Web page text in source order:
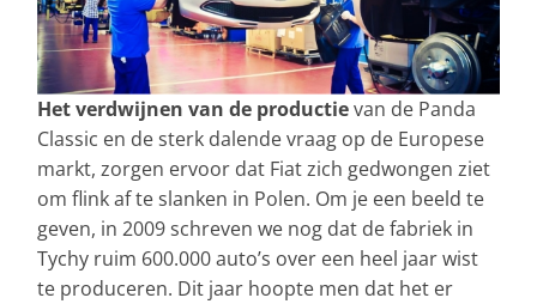
Het verdwijnen van de productievan de Panda
Classic en de sterk dalende vraag op de Europese
markt, zorgen ervoor dat Fiat zich gedwongen ziet
om flink af te slanken in Polen. Om je een beeld te
geven, in 2009 schreven we nog dat de fabriek in
Tychy ruim 600.000 auto’s over een heel jaar wist
te produceren. Dit jaar hoopte men dat het er